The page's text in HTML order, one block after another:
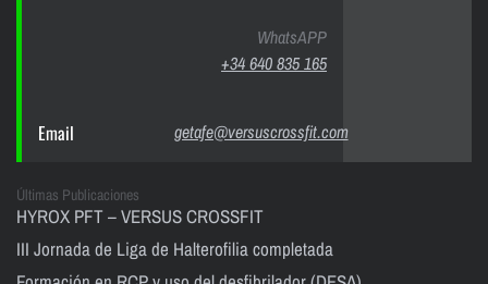
WhatsAPP
+34 640 835 165
Email getafe@versuscrossfit.com
Últimas Publicaciones
HYROX PFT – VERSUS CROSSFIT
III Jornada de Liga de Halterofilia completada